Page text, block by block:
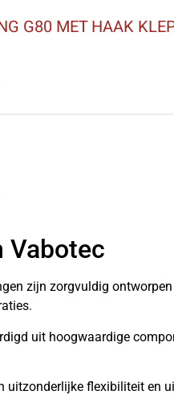
G80 MET HAAK
Vabotec
zijn zorgvuldig
uit hoogwaardige
uitzonderlijke flexibiliteit en